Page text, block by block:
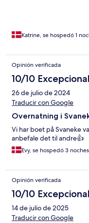
Katrine, se hospedó 1
Opinión verificada
10/10 Excepcional
26 de julio de 2024
Traducir con Google
Overnatning i
Vi har boet på Svaneke
anbefale det til andre👍
Evy, se hospedó 3 noches
Opinión verificada
10/10 Excepcional
14 de julio de 2025
Traducir con Google